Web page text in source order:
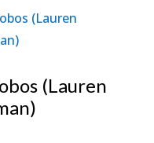
(Lauren